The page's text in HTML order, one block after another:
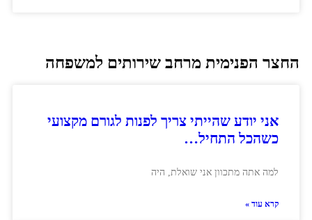
החצר הפנימית מרחב שירותים למשפחה
אני יודע שהייתי צריך לפנות לגורם מקצועי
כשהכל התחיל…
למה אתה מתכוון אני שואלת, היה
קרא עוד »